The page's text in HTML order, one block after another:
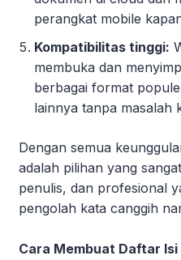
perangkat mobile
Kompatibilitas tinggi:
membuka dan
berbagai format
lainnya tanpa masalah
Dengan semua
adalah pilihan yang
penulis, dan profesional
pengolah kata canggih
Cara Membuat Daftar